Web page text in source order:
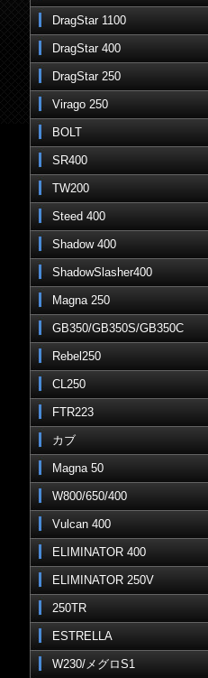
DragStar 1100
DragStar 400
DragStar 250
Virago 250
BOLT
SR400
TW200
Steed 400
Shadow 400
ShadowSlasher400
Magna 250
GB350/GB350S/GB350C
Rebel250
CL250
FTR223
カブ
Magna 50
W800/650/400
Vulcan 400
ELIMINATOR 400
ELIMINATOR 250V
250TR
ESTRELLA
W230/メグロS1